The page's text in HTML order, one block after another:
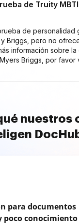
de Truity
de personalidad
Briggs, pero no
información sobre
Briggs, por favor
nuestros
para documentos
poco conocimiento